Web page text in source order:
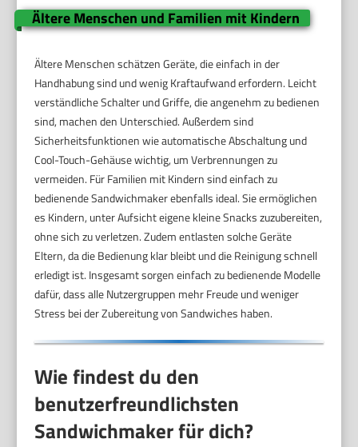
Ältere Menschen und Familien mit Kindern
Ältere Menschen schätzen Geräte, die einfach in der
Handhabung sind und wenig Kraftaufwand erfordern. Leicht
verständliche Schalter und Griffe, die angenehm zu bedienen
sind, machen den Unterschied. Außerdem sind
Sicherheitsfunktionen wie automatische Abschaltung und
Cool-Touch-Gehäuse wichtig, um Verbrennungen zu
vermeiden. Für Familien mit Kindern sind einfach zu
bedienende Sandwichmaker ebenfalls ideal. Sie ermöglichen
es Kindern, unter Aufsicht eigene kleine Snacks zuzubereiten,
ohne sich zu verletzen. Zudem entlasten solche Geräte
Eltern, da die Bedienung klar bleibt und die Reinigung schnell
erledigt ist. Insgesamt sorgen einfach zu bedienende Modelle
dafür, dass alle Nutzergruppen mehr Freude und weniger
Stress bei der Zubereitung von Sandwiches haben.
Wie findest du den
benutzerfreundlichsten
Sandwichmaker für dich?